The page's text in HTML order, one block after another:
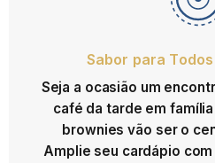
Sabor para
Seja a ocasião um
café da tarde em
brownies vão ser o
Amplie seu cardápio